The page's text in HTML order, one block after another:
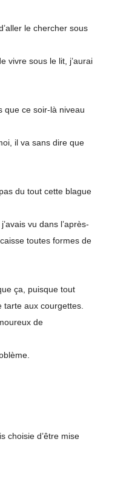
le chercher sous
vivre sous le lit, j’aurai
que ce soir-là niveau
il va sans dire que
du tout cette blague
vu dans l’après-
toutes formes de
ça, puisque tout
aux courgettes.
de
choisie d’être mise